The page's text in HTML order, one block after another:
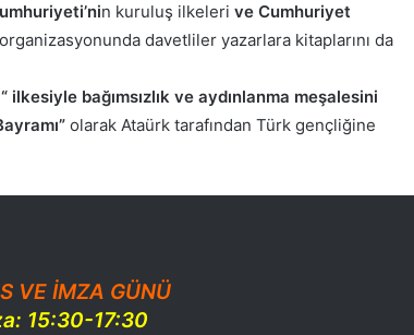
n kuruluş ilkeleri ve Cumhuriyet
davetliler yazarlara kitaplarını da
“ ilkesiyle bağımsızlık ve aydınlanma meşalesini
olarak Ataürk tarafından Türk gençliğine
VE İMZA GÜNÜ
15:30-17:30